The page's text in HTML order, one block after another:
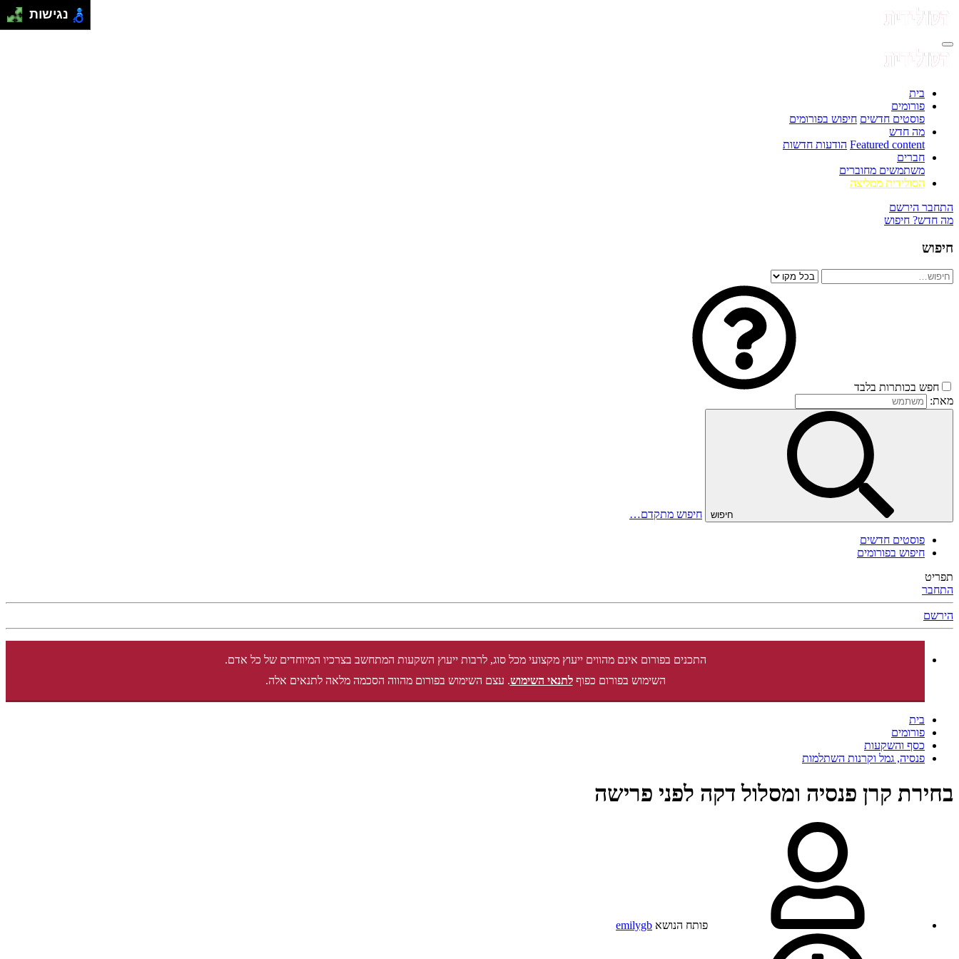
בית
פורומים
פוסטים חדשים חיפוש בפורומים
מה חדש
Featured content הודעות חדשות
חברים
משתמשים מחוברים
הסולידית ממליצה
התחבר הירשם
מה חדש? חיפוש
חיפוש
חפש בכותרות בלבד
מאת:
חיפוש חיפוש מתקדם…
פוסטים חדשים
חיפוש בפורומים
תפריט
התחבר
הירשם
התכנים בפורום אינם מהווים ייעוץ מקצועי מכל סוג, לרבות ייעוץ השקעות המתחשב בצרכיו המיוחדים של כל אדם.
השימוש בפורום כפוףלתנאי השימוש. עצם השימוש בפורום מהווה הסכמה מלאה לתנאים אלה.
בית
פורומים
כסף והשקעות
פנסיה, גמל וקרנות השתלמות
בחירת קרן פנסיה ומסלול דקה לפני פרישה
פותח הנושא emilygb
נגישות